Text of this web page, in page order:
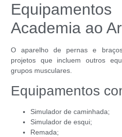
Academia ao
O aparelho de pernas e
projetos que incluem outros
grupos musculares.
Equipamentos
Simulador de caminhada;
Simulador de esqui;
Remada;